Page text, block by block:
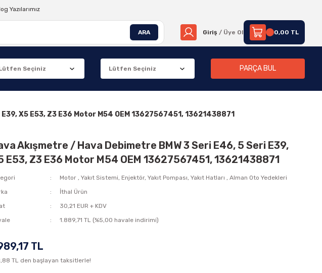
Yazılarımız
ARA Giriş / Üye Ol 0,00 TL
PARÇA BUL
X5 E53, Z3 E36 Motor M54 OEM 13627567451, 13621438871
Akışmetre / Hava Debimetre BMW 3 Seri E46, 5 Seri E39,
E53, Z3 E36 Motor M54 OEM 13627567451, 13621438871
Motor ,Yakıt Sistemi, Enjektör, Yakıt Pompası, Yakıt Hatları ,Alman Oto Yedekleri
İthal Ürün
30,21 EUR + KDV
1.889,71 TL (%5,00 havale indirimi)
TL
TL den başlayan taksitlerle!